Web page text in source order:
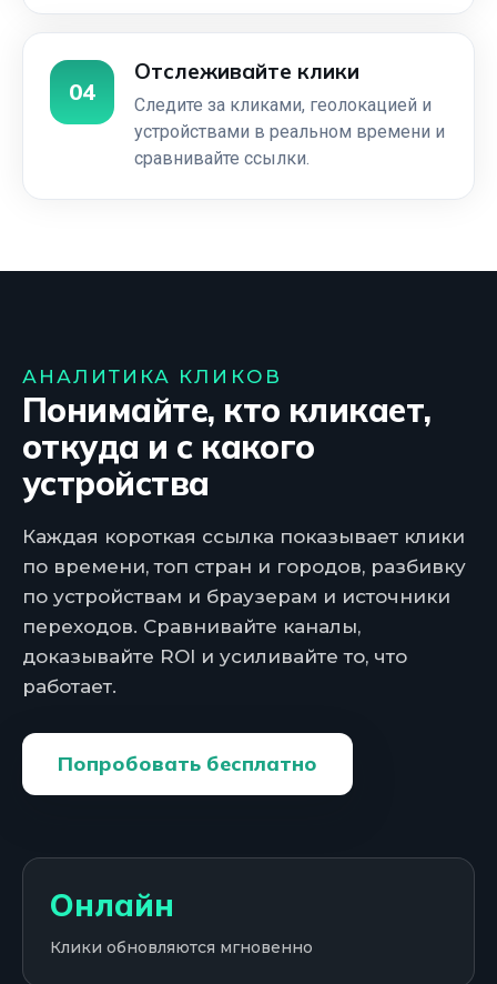
04
Отслеживайте клики
Следите за кликами, геолокацией и
устройствами в реальном времени и
сравнивайте ссылки.
АНАЛИТИКА КЛИКОВ
Понимайте, кто кликает,
откуда и с какого
устройства
Каждая короткая ссылка показывает клики
по времени, топ стран и городов, разбивку
по устройствам и браузерам и источники
переходов. Сравнивайте каналы,
доказывайте ROI и усиливайте то, что
работает.
Попробовать бесплатно
Онлайн
Клики обновляются мгновенно